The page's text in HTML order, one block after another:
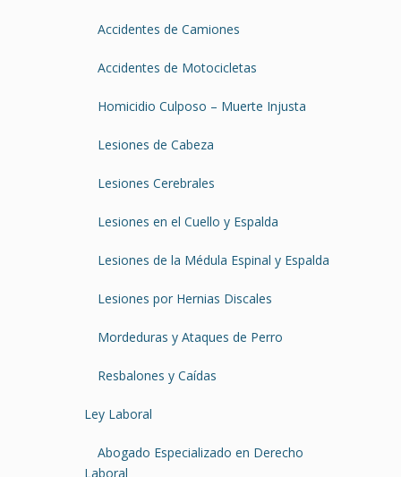
Accidentes de Camiones
Accidentes de Motocicletas
Homicidio Culposo – Muerte Injusta
Lesiones de Cabeza
Lesiones Cerebrales
Lesiones en el Cuello y Espalda
Lesiones de la Médula Espinal y Espalda
Lesiones por Hernias Discales
Mordeduras y Ataques de Perro
Resbalones y Caídas
Ley Laboral
Abogado Especializado en Derecho
Laboral